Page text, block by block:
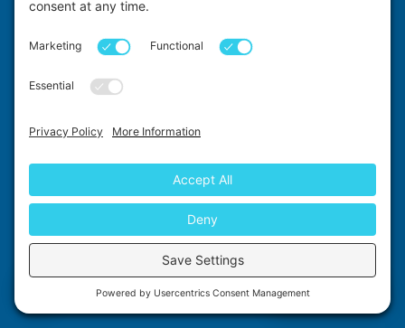
Wie in der Zeitschrift vorgestellt
Kosten für medizinische Wahleingriffe
Wahlfinanzierung
Häufig gestellte Fragen
Chat with us